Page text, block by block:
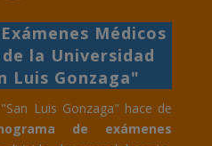
Médicos
la Universidad
Luis Gonzaga"
Luis Gonzaga" hace de
de exámenes